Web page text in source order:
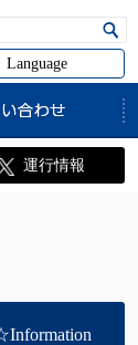
Language
運行情報